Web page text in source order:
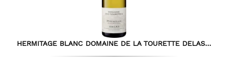
HERMITAGE BLANC DOMAINE DE LA TOURETTE DELAS...